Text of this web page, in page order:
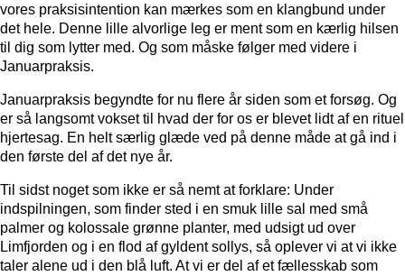
vores praksisintention kan mærkes som en klangbund under
det hele. Denne lille alvorlige leg er ment som en kærlig hilsen
til dig som lytter med. Og som måske følger med videre i
Januarpraksis.
Januarpraksis begyndte for nu flere år siden som et forsøg. Og
er så langsomt vokset til hvad der for os er blevet lidt af en rituel
hjertesag. En helt særlig glæde ved på denne måde at gå ind i
den første del af det nye år.
Til sidst noget som ikke er så nemt at forklare: Under
indspilningen, som finder sted i en smuk lille sal med små
palmer og kolossale grønne planter, med udsigt ud over
Limfjorden og i en flod af gyldent sollys, så oplever vi at vi ikke
taler alene ud i den blå luft. At vi er del af et fællesskab som